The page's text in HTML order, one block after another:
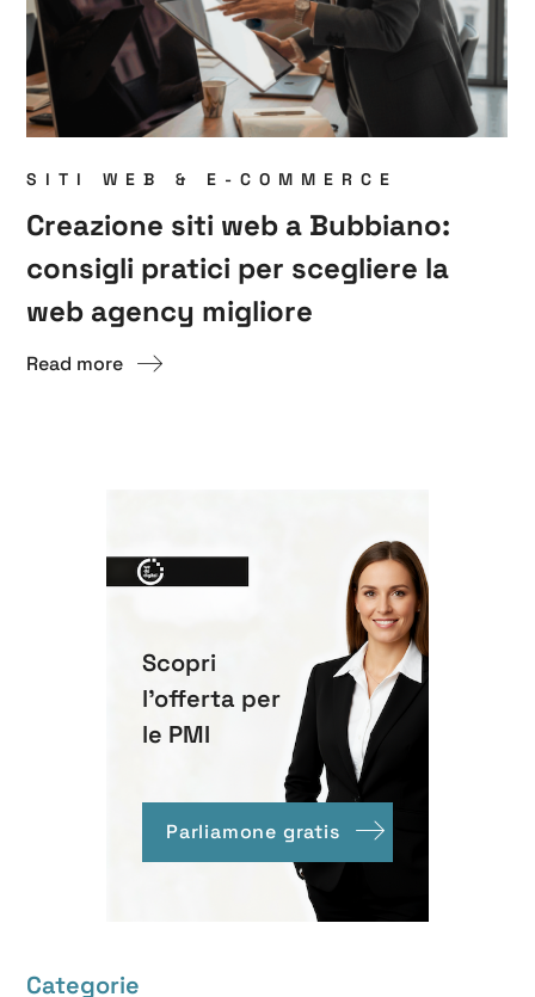
SITI WEB & E-COMMERCE
Creazione siti web a Bubbiano:
consigli pratici per scegliere la
web agency migliore
Read more
Scopri
l'offerta per
le PMI
Parliamone gratis
Categorie